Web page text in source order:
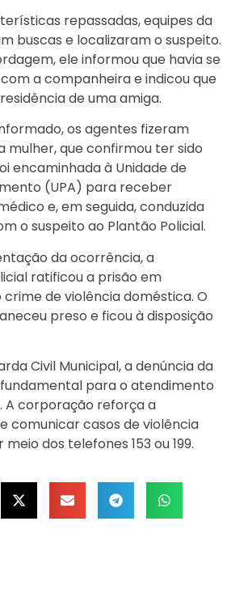
repassadas, equipes da
buscas e localizaram o suspeito.
ele informou que havia se
a companheira e indicou que
de uma amiga.
os agentes fizeram
mulher, que confirmou ter sido
encaminhada à Unidade de
(UPA) para receber
e, em seguida, conduzida
o suspeito ao Plantão Policial.
da ocorrência, a
ratificou a prisão em
de violência doméstica. O
preso e ficou à disposição
Civil Municipal, a denúncia da
para o atendimento
A corporação reforça a
comunicar casos de violência
dos telefones 153 ou 199.